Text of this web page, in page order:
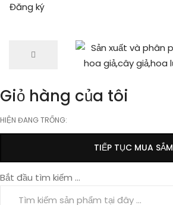
Đăng ký
Giỏ hàng của tôi
HIỆN ĐANG TRỐNG:
TIẾP TỤC MUA SẮM
Bắt đầu tìm kiếm ...